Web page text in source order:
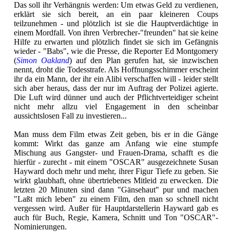
Das soll ihr Verhängnis werden: Um etwas Geld zu verdienen,
erklärt sie sich bereit, an ein paar kleineren Coups
teilzunehmen - und plötzlich ist sie die Hauptverdächtige in
einem Mordfall. Von ihren Verbrecher-"freunden" hat sie keine
Hilfe zu erwarten und plötzlich findet sie sich im Gefängnis
wieder - "Babs", wie die Presse, die Reporter Ed Montgomery
(Simon Oakland) auf den Plan gerufen hat, sie inzwischen
nennt, droht die Todesstrafe. Als Hoffnungsschimmer erscheint
ihr da ein Mann, der ihr ein Alibi verschaffen will - leider stellt
sich aber heraus, dass der nur im Auftrag der Polizei agierte.
Die Luft wird dünner und auch der Pflichtverteidiger scheint
nicht mehr allzu viel Engagement in den scheinbar
aussichtslosen Fall zu investieren...
Man muss dem Film etwas Zeit geben, bis er in die Gänge
kommt: Wirkt das ganze am Anfang wie eine stumpfe
Mischung aus Gangster- und Frauen-Drama, schafft es die
hierfür - zurecht - mit einem "OSCAR" ausgezeichnete Susan
Hayward doch mehr und mehr, ihrer Figur Tiefe zu geben. Sie
wirkt glaubhaft, ohne übertriebenes Mitleid zu erwecken. Die
letzten 20 Minuten sind dann "Gänsehaut" pur und machen
"Laßt mich leben" zu einem Film, den man so schnell nicht
vergessen wird. Außer für Hauptdarstellerin Hayward gab es
auch für Buch, Regie, Kamera, Schnitt und Ton "OSCAR"-
Nominierungen.